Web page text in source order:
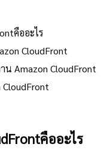
คืออะไร
CloudFront
น Amazon CloudFront
คืออะไร